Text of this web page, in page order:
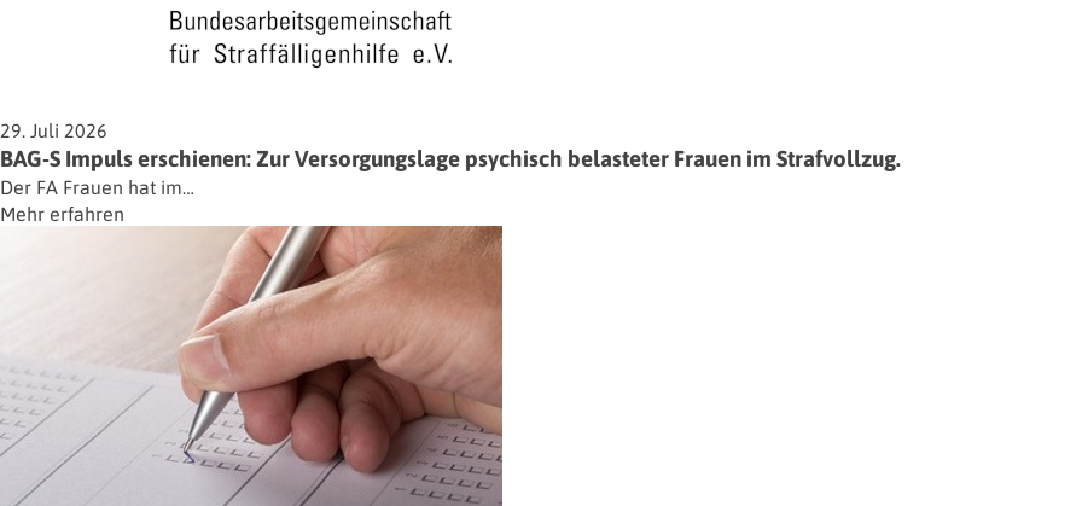
29. Juli 2026
BAG-S Impuls erschienen: Zur Versorgungslage psychisch belasteter Frauen im Strafvollzug.
Der FA Frauen hat im…
Mehr erfahren